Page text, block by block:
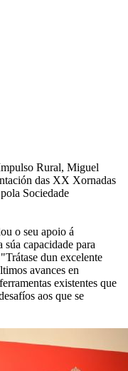
Rural, Miguel
das XX Xornadas
Sociedade
o seu apoio á
capacidade para
dun excelente
avances en
existentes que
aos que se